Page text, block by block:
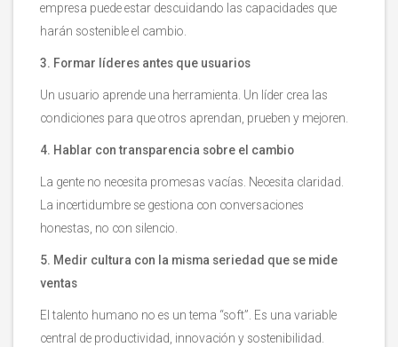
empresa puede estar descuidando las capacidades que
harán sostenible el cambio.
3. Formar líderes antes que usuarios
Un usuario aprende una herramienta. Un líder crea las
condiciones para que otros aprendan, prueben y mejoren.
4. Hablar con transparencia sobre el cambio
La gente no necesita promesas vacías. Necesita claridad.
La incertidumbre se gestiona con conversaciones
honestas, no con silencio.
5. Medir cultura con la misma seriedad que se mide
ventas
El talento humano no es un tema “soft”. Es una variable
central de productividad, innovación y sostenibilidad.